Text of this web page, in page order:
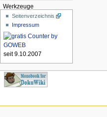
Werkzeuge
Seitenverzeichnis
Impressum
seit 9.10.2007